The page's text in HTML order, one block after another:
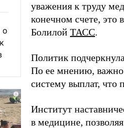
о
уважения к труду
конечном счете, это
Болилой ТАСС.
Политик
По ее мнению, важно
систему выплат, что
Институт
в медицине,